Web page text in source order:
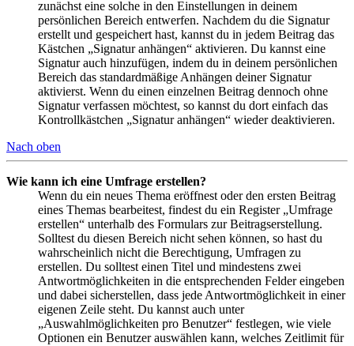
zunächst eine solche in den Einstellungen in deinem
persönlichen Bereich entwerfen. Nachdem du die Signatur
erstellt und gespeichert hast, kannst du in jedem Beitrag das
Kästchen „Signatur anhängen“ aktivieren. Du kannst eine
Signatur auch hinzufügen, indem du in deinem persönlichen
Bereich das standardmäßige Anhängen deiner Signatur
aktivierst. Wenn du einen einzelnen Beitrag dennoch ohne
Signatur verfassen möchtest, so kannst du dort einfach das
Kontrollkästchen „Signatur anhängen“ wieder deaktivieren.
Nach oben
Wie kann ich eine Umfrage erstellen?
Wenn du ein neues Thema eröffnest oder den ersten Beitrag
eines Themas bearbeitest, findest du ein Register „Umfrage
erstellen“ unterhalb des Formulars zur Beitragserstellung.
Solltest du diesen Bereich nicht sehen können, so hast du
wahrscheinlich nicht die Berechtigung, Umfragen zu
erstellen. Du solltest einen Titel und mindestens zwei
Antwortmöglichkeiten in die entsprechenden Felder eingeben
und dabei sicherstellen, dass jede Antwortmöglichkeit in einer
eigenen Zeile steht. Du kannst auch unter
„Auswahlmöglichkeiten pro Benutzer“ festlegen, wie viele
Optionen ein Benutzer auswählen kann, welches Zeitlimit für